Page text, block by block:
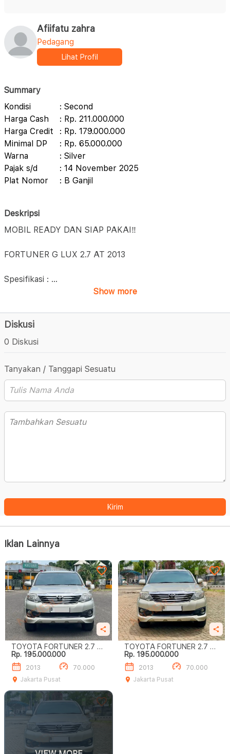
Afiifatu zahra
Pedagang
Lihat Profil
Summary
Kondisi
: Second
Harga Cash
: Rp. 211.000.000
Harga Credit
: Rp. 179.000.000
Minimal DP
: Rp. 65.000.000
Warna
: Silver
Pajak s/d
: 14 November 2025
Plat Nomor
: B Ganjil
Deskripsi
MOBIL READY DAN SIAP PAKAI‼️
FORTUNER G LUX 2.7 AT 2013
Spesifikasi : ...
Show more
Diskusi
0 Diskusi
Tanyakan / Tanggapi Sesuatu
Kirim
Iklan Lainnya
TOYOTA FORTUNER 2.7 G
LUX
Rp. 195.000.000
2013
70.000
Jakarta Pusat
TOYOTA FORTUNER 2.7 G
LUX
Rp. 195.000.000
2013
70.000
Jakarta Pusat